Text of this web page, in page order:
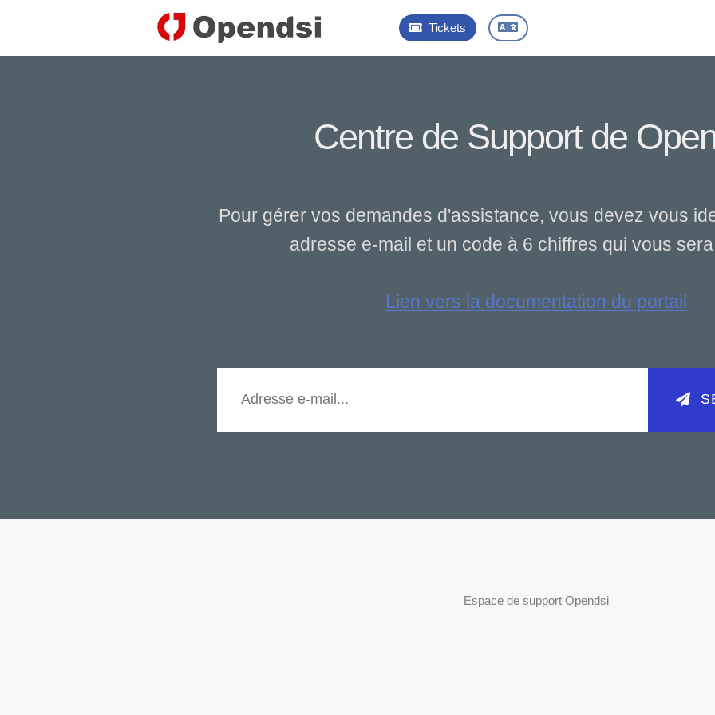
Tickets
Centre de Support de
Pour gérer vos demandes d'assistance, vous devez vous
adresse e-mail et un code à 6 chiffres qui vous
Lien vers la documentation du portail
Espace de support Opendsi